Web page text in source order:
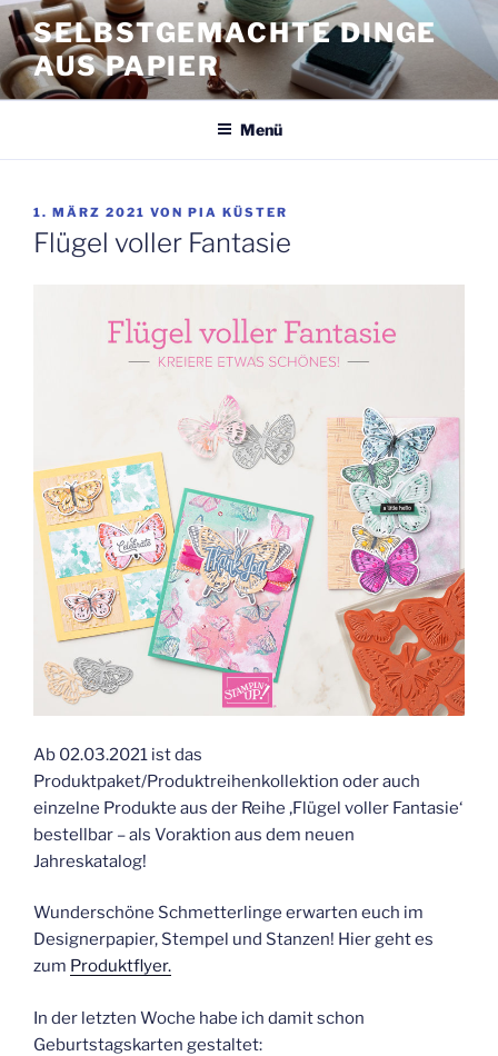
Zum
Inhalt
springen
SELBSTGEMACHTE DINGE
AUS PAPIER
Menü
VERÖFFENTLICHT
AM
1. MÄRZ 2021 VON PIA KÜSTER
Flügel voller Fantasie
Ab 02.03.2021 ist das
Produktpaket/Produktreihenkollektion oder auch
einzelne Produkte aus der Reihe ‚Flügel voller Fantasie‘
bestellbar – als Voraktion aus dem neuen
Jahreskatalog!
Wunderschöne Schmetterlinge erwarten euch im
Designerpapier, Stempel und Stanzen! Hier geht es
zum Produktflyer.
In der letzten Woche habe ich damit schon
Geburtstagskarten gestaltet: